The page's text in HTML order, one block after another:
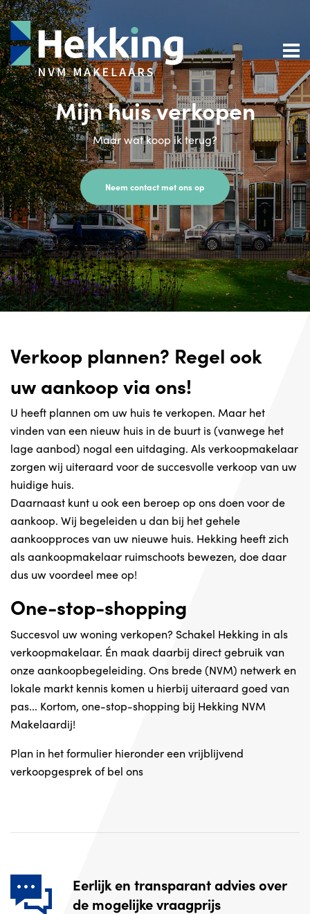
Mijn huis verkopen
Maar wat koop ik terug?
Neem contact met ons op
Verkoop plannen? Regel ook
uw aankoop via ons!
U heeft plannen om uw huis te verkopen. Maar het
vinden van een nieuw huis in de buurt is (vanwege het
lage aanbod) nogal een uitdaging. Als verkoopmakelaar
zorgen wij uiteraard voor de succesvolle verkoop van uw
huidige huis.
Daarnaast kunt u ook een beroep op ons doen voor de
aankoop. Wij begeleiden u dan bij het gehele
aankoopproces van uw nieuwe huis. Hekking heeft zich
als aankoopmakelaar ruimschoots bewezen, doe daar
dus uw voordeel mee op!
One-stop-shopping
Succesvol uw woning verkopen? Schakel Hekking in als
verkoopmakelaar. Én maak daarbij direct gebruik van
onze aankoopbegeleiding. Ons brede (NVM) netwerk en
lokale markt kennis komen u hierbij uiteraard goed van
pas... Kortom, one-stop-shopping bij Hekking NVM
Makelaardij!
Plan in het formulier hieronder een vrijblijvend
verkoopgesprek of bel ons
Eerlijk en transparant advies over
de mogelijke vraagprijs